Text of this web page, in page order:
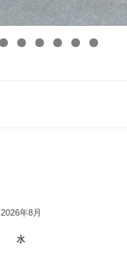
2026年8月
水